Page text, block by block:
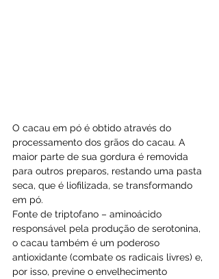
O cacau em pó é obtido através do
processamento dos grãos do cacau. A
maior parte de sua gordura é removida
para outros preparos, restando uma pasta
seca, que é liofilizada, se transformando
em pó.
Fonte de triptofano – aminoácido
responsável pela produção de serotonina,
o cacau também é um poderoso
antioxidante (combate os radicais livres) e,
por isso, previne o envelhecimento